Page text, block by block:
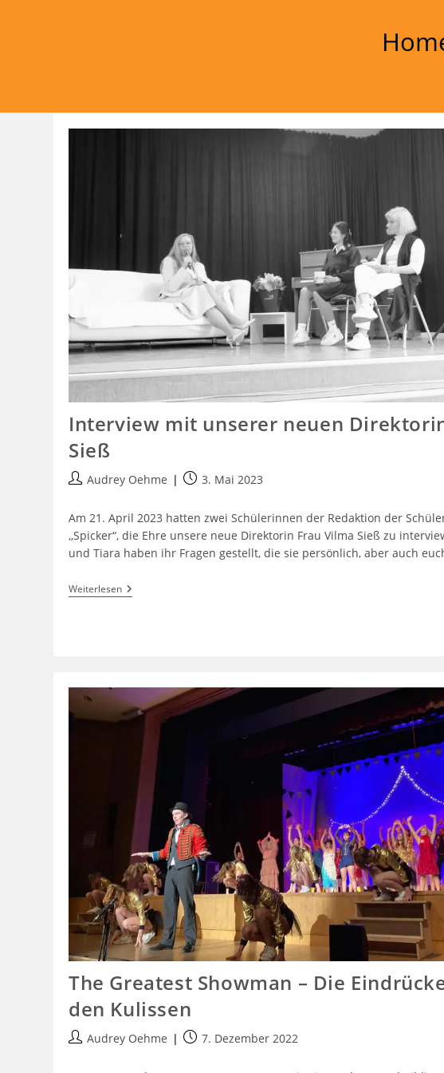
Interview mit unserer neuen
Sieß
Audrey Oehme 3. Mai 2023
Am 21. April 2023 hatten zwei Schülerinnen der Redaktion der
,,Spicker“, die Ehre unsere neue Direktorin Frau Vilma Sieß zu
und Tiara haben ihr Fragen gestellt, die sie persönlich, aber auch
Weiterlesen
The Greatest Showman – Die
den Kulissen
Audrey Oehme 7. Dezember 2022